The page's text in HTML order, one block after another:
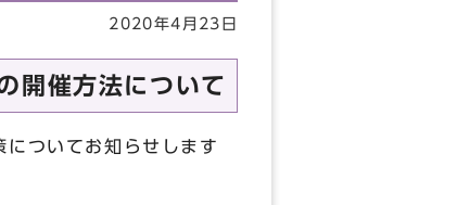
2020年4月23日
開催方法について
ついてお知らせします